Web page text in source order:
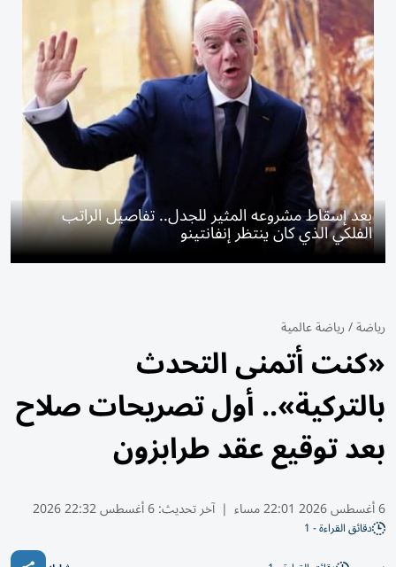
بعد إسقاط مشروعه المثير للجدل.. تفاصيل الراتب
الفلكي الذي كان ينتظر إنفانتينو
رياضة/رياضة عالمية
«كنت أتمنى التحدث
بالتركية».. أول تصريحات صلاح
بعد توقيع عقد طرابزون
6 أغسطس 2026 22:01 مساء | آخر تحديث:6 أغسطس 22:32 2026
دقائق القراءة - 1